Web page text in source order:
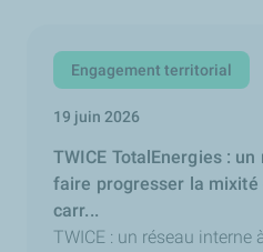
Engagement territorial
19 juin 2026
TWICE TotalEnergies :
faire progresser la mixité
carr...
TWICE : un réseau interne